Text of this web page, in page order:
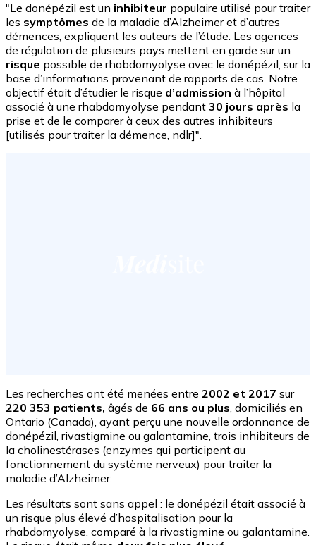
"Le donépézil est un inhibiteur populaire utilisé pour traiter
les symptômes de la maladie d’Alzheimer et d’autres
démences, expliquent les auteurs de l’étude. Les agences
de régulation de plusieurs pays mettent en garde sur un
risque possible de rhabdomyolyse avec le donépézil, sur la
base d’informations provenant de rapports de cas. Notre
objectif était d’étudier le risque d’admission à l’hôpital
associé à une rhabdomyolyse pendant 30 jours après la
prise et de le comparer à ceux des autres inhibiteurs
[utilisés pour traiter la démence, ndlr]".
Les recherches ont été menées entre 2002 et 2017 sur
220 353 patients, âgés de 66 ans ou plus, domiciliés en
Ontario (Canada), ayant perçu une nouvelle ordonnance de
donépézil, rivastigmine ou galantamine, trois inhibiteurs de
la cholinestérases (enzymes qui participent au
fonctionnement du système nerveux) pour traiter la
maladie d’Alzheimer.
Les résultats sont sans appel : le donépézil était associé à
un risque plus élevé d’hospitalisation pour la
rhabdomyolyse, comparé à la rivastigmine ou galantamine.